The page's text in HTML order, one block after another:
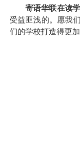
寄语华联在读学
受益匪浅的。愿我
们的学校打造得更加